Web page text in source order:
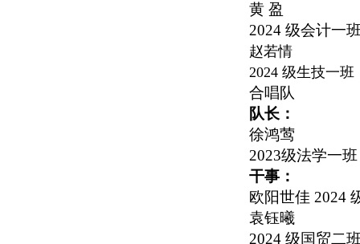
黄 盈
2024 级会计一
赵若情
2024 级生技一班
合唱队
队长：
徐鸿莺
2023级法学一班
干事：
欧阳世佳 2024
袁钰曦
2024 级国贸二